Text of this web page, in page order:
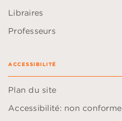
Libraires
Professeurs
ACCESSIBILITÉ
Plan du site
Accessibilité: non conforme